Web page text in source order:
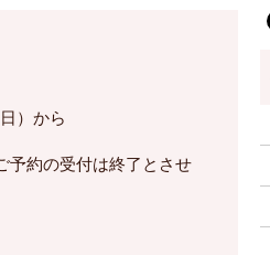
）から
予約の受付は終了とさせ